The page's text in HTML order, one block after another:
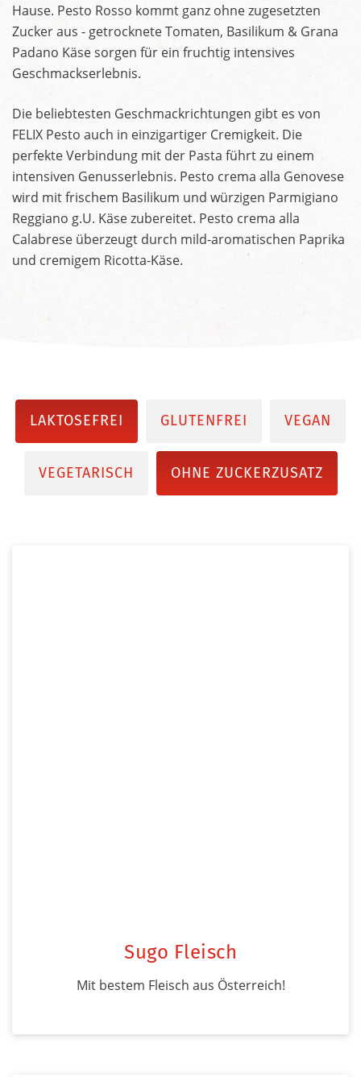
Hause. Pesto Rosso kommt ganz ohne zugesetzten
Zucker aus - getrocknete Tomaten, Basilikum & Grana
Padano Käse sorgen für ein fruchtig intensives
Geschmackserlebnis.
Die beliebtesten Geschmackrichtungen gibt es von
FELIX Pesto auch in einzigartiger Cremigkeit. Die
perfekte Verbindung mit der Pasta führt zu einem
intensiven Genusserlebnis. Pesto crema alla Genovese
wird mit frischem Basilikum und würzigen Parmigiano
Reggiano g.U. Käse zubereitet. Pesto crema alla
Calabrese überzeugt durch mild-aromatischen Paprika
und cremigem Ricotta-Käse.
LAKTOSEFREI GLUTENFREI VEGAN
VEGETARISCH OHNE ZUCKERZUSATZ
Sugo Fleisch
Mit bestem Fleisch aus Österreich!